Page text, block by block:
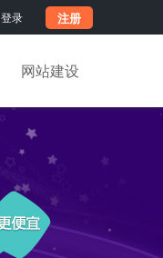
登录 注册
网站建设